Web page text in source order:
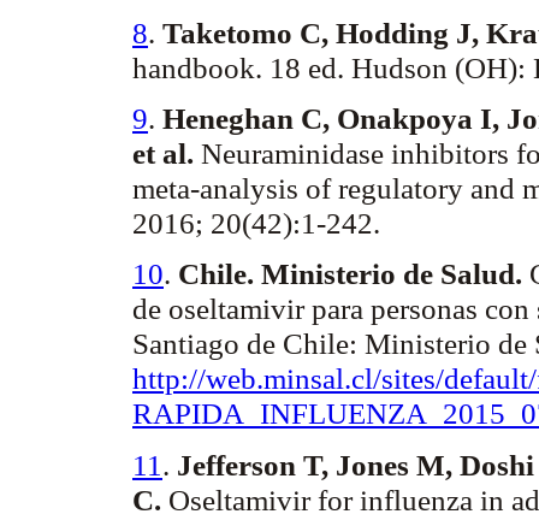
8. Taketomo C, Hodding J,
handbook. 18 ed. Hudson
9. Heneghan C, Onakpoya I,
et al. Neuraminidase inhibitors
meta-analysis of regulatory and
2016; 20(42):1-242.
10. Chile. Ministerio de Salud.
de oseltamivir para personas
Santiago de Chile: Ministerio
http://web.minsal.cl/sites/
RAPIDA_INFLUENZA
11 . Jefferson T, Jones M,
C. Oseltamivir for influenza in